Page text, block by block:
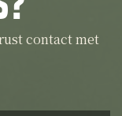
contact met